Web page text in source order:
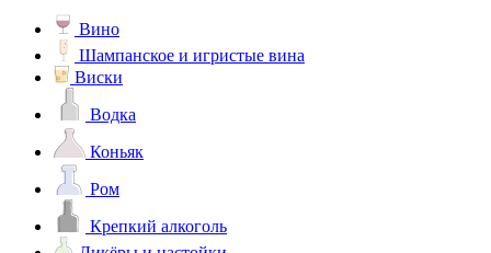
Вино
Шампанское и игристые вина
Виски
Водка
Коньяк
Ром
Крепкий алкоголь